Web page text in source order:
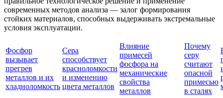
современных методов анализа — залог формирования
стойких материалов, способных выдерживать экстремальные
условия эксплуатации.
Фосфор
вызывает
прегрев
металлов и их
хладноломкость
Сера
способствует
красноломкости
и изменению
цвета металлов
Влияние
примесей
фосфора на
механические
свойства
металлов
Почему
серу
считают
опасной
примесью
в сталях